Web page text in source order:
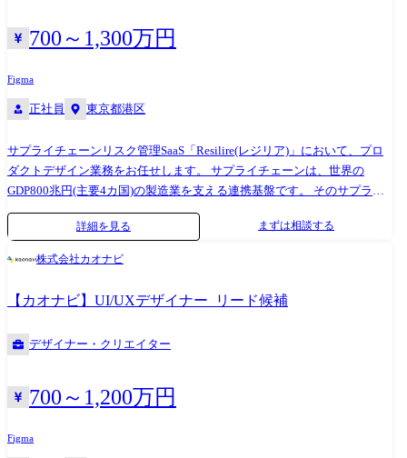
点 など) ・関係部署・外部制作会社とのディレクション・調整 ※中長期
的には、Web運用ルールの整備や改善プロセスの仕組み化にも関わって
700～1,300万円
Figma
正社員 東京都港区
サプライチェーンリスク管理SaaS「Resilire(レジリア)」において、プロ
ダクトデザイン業務をお任せします。 サプライチェーンは、世界の
GDP800兆円(主要4カ国)の製造業を支える連携基盤です。 そのサプライ
チェーンがブラックボックス化されているため、昨今の新型コロナウイ
ルス影響・ウクライナ情勢・自然災害の多発により、寸断され、モノの
見直し、当社プロダクトを用いて、様々なリスクに対応可能な持続可能
性の高いサプライチェーンを構築するためのプロダクトデザイン業務を
トづくり顧客を含むステークホルダーへ説明可能なストーリーづくり ・
説明資料作成(顧客へのマニュアル等) ・機能仕様作成 ・必要に応じて顧
客へのヒアリング 期待役割と、提供できる挑戦 Resilireでのプロダクト
詳細を見る まずは相談する
株式会社カオナビ
【カオナビ】UI/UXデザイナー_リード候補
デザイナー・クリエイター
700～1,200万円
Figma